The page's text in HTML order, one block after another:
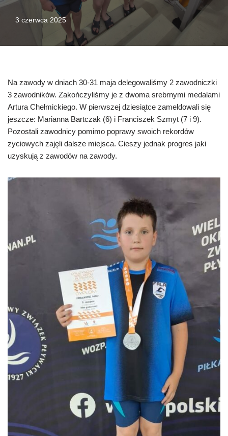
3 czerwca 2025
Na zawody w dniach 30-31 maja delegowaliśmy 2 zawodniczki
3 zawodników. Zakończyliśmy je z dwoma srebrnymi medalami
Artura Chełmickiego. W pierwszej dziesiątce zameldowali się
jeszcze: Marianna Bartczak (6) i Franciszek Szmyt (7 i 9).
Pozostali zawodnicy pomimo poprawy swoich rekordów
zyciowych zajęli dalsze miejsca. Cieszy jednak progres jaki
uzyskują z zawodów na zawody.